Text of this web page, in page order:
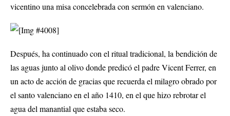
vicentino una misa concelebrada con sermón en valenciano.
Después, ha continuado con el ritual tradicional, la bendición de
las aguas junto al olivo donde predicó el padre Vicent Ferrer, en
un acto de acción de gracias que recuerda el milagro obrado por
el santo valenciano en el año 1410, en el que hizo rebrotar el
agua del manantial que estaba seco.